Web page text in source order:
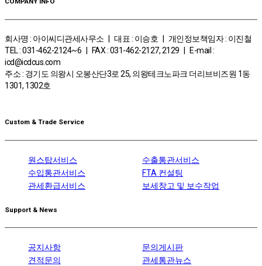
회사명 : 아이씨디관세사무소 | 대표 : 이승호 | 개인정보책임자 : 이진철
TEL : 031-462-2124~6 | FAX : 031-462-2127, 2129 | E-mail :
icd@icdcus.com
주소 : 경기도 의왕시 오봉산단3로 25, 의왕테크노파크 더리브비즈원 1동
1301, 1302호
Custom & Trade Service
원스탑서비스
수출통관서비스
수입통관서비스
FTA 컨설팅
관세환급서비스
보세창고 및 보수작업
Support & News
공지사항
문의게시판
견적문의
관세통관뉴스